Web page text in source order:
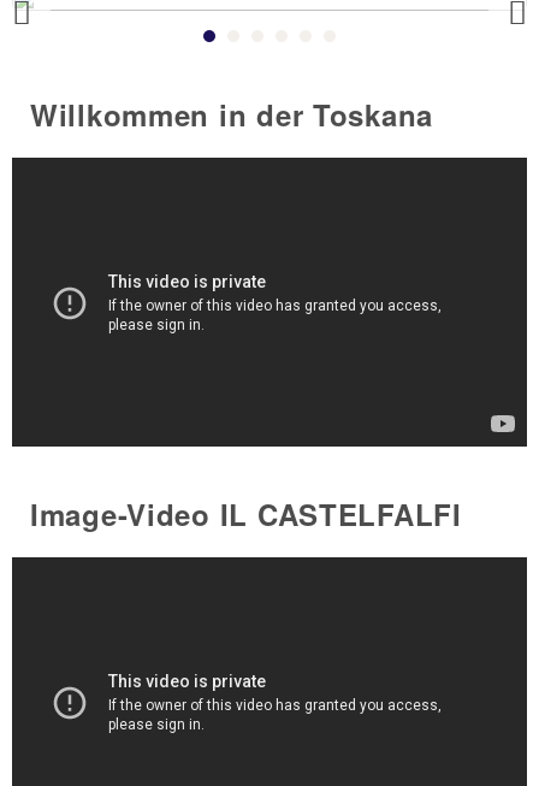
Previous
Willkommen in der Toskana
Image-Video IL CASTELFALFI